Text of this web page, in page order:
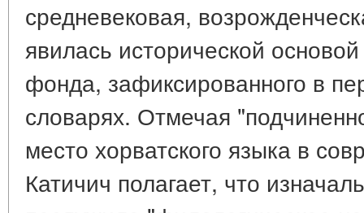
средневековая,
явилась исторической
фонда, зафиксированного в
словарях. Отмечая
место хорватского языка в
Катичич полагает, что